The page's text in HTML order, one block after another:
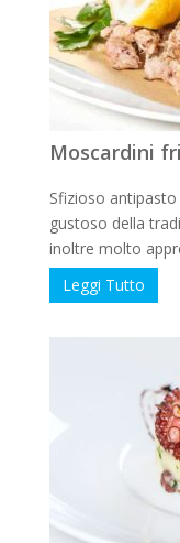
Moscardini
Sfizioso
gustoso della
inoltre molto
Leggi Tutto